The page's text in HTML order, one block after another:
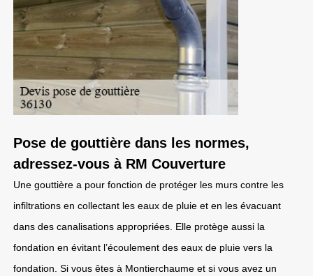
Pose de gouttière dans les normes,
adressez-vous à RM Couverture
Une gouttière a pour fonction de protéger les murs contre les
infiltrations en collectant les eaux de pluie et en les évacuant
dans des canalisations appropriées. Elle protège aussi la
fondation en évitant l’écoulement des eaux de pluie vers la
fondation. Si vous êtes à Montierchaume et si vous avez un